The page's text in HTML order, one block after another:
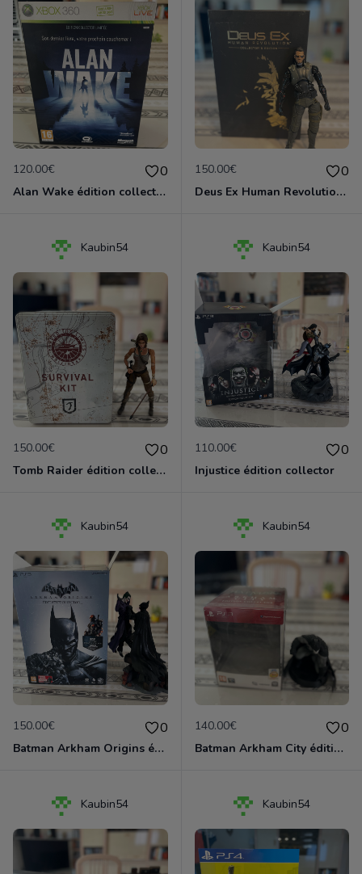
120.00€ 0
Alan Wake édition collector limitée
150.00€ 0
Deus Ex Human Revolution édition collector PS3
Kaubin54
150.00€ 0
Tomb Raider édition collector PS3
Kaubin54
110.00€ 0
Injustice édition collector
Kaubin54
150.00€ 0
Batman Arkham Origins édition collector PS3
Kaubin54
140.00€ 0
Batman Arkham City édition collector PS3
Kaubin54 Kaubin54